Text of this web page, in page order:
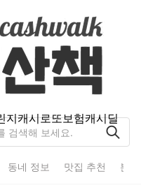
지캐시로또보험캐시딜
동네 정보 맛집 추천 분